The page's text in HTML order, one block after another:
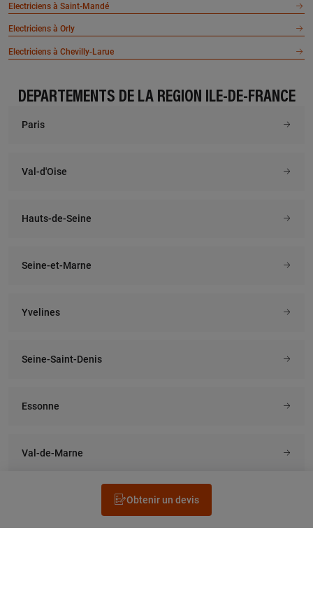
Obtenir un devis
Electriciens à Saint-Mandé
Electriciens à Orly
Electriciens à Chevilly-Larue
DÉPARTEMENTS DE LA RÉGION ÎLE-DE-FRANCE
Paris
Val-d'Oise
Hauts-de-Seine
Seine-et-Marne
Yvelines
Seine-Saint-Denis
Essonne
Val-de-Marne